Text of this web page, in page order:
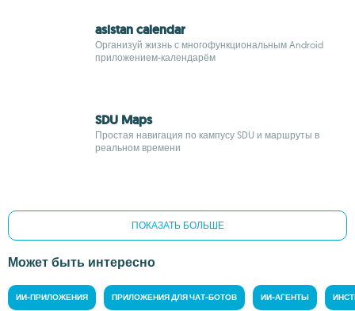
asistan calendar
Организуй жизнь с многофункциональным Android
приложением-календарём
SDU Maps
Простая навигация по кампусу SDU и маршруты в
реальном времени
ПОКАЗАТЬ БОЛЬШЕ
Может быть интересно
ИИ-ПРИЛОЖЕНИЯ ПРИЛОЖЕНИЯ ДЛЯ ЧАТ-БОТОВ ИИ-АГЕНТЫ